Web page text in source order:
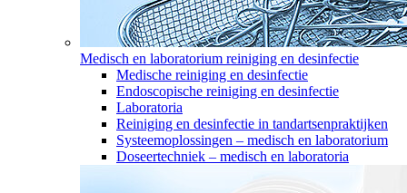
Medisch en laboratorium reiniging en desinfectie
Medische reiniging en desinfectie
Endoscopische reiniging en desinfectie
Laboratoria
Reiniging en desinfectie in tandartsenpraktijken
Systeemoplossingen – medisch en laboratorium
Doseertechniek – medisch en laboratoria